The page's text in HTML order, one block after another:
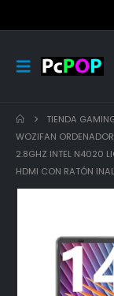
TIENDA
WOZIFAN ORDENADOR
2.8GHZ INTEL N4020
HDMI CON RATÓN